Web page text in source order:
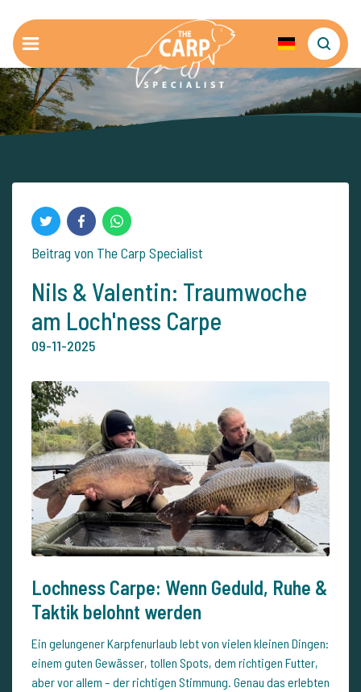
Beitrag von The Carp Specialist
Nils & Valentin: Traumwoche
am Loch'ness Carpe
09-11-2025
Lochness Carpe: Wenn Geduld, Ruhe &
Taktik belohnt werden
Ein gelungener Karpfenurlaub lebt von vielen kleinen Dingen:
einem guten Gewässer, tollen Spots, dem richtigen Futter,
aber vor allem – der richtigen Stimmung. Genau das erlebten